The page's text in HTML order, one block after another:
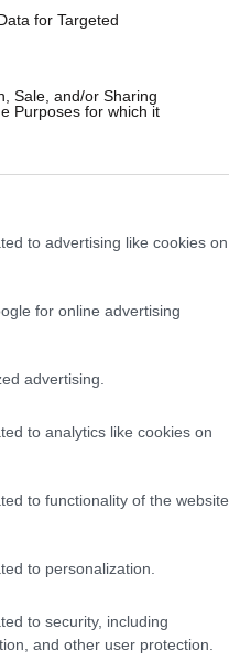
for Targeted
Sale, and/or Sharing
Purposes for which it
to advertising like cookies on
for online advertising
advertising.
to analytics like cookies on
to functionality of the website
to personalization.
to security, including
and other user protection.
με 5
30
περιοδικά 3
συντονισμό
έργου
λαμβάνει